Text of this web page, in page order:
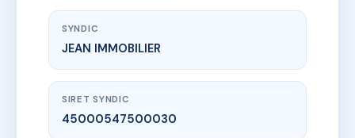
SYNDIC
JEAN IMMOBILIER
SIRET SYNDIC
45000547500030